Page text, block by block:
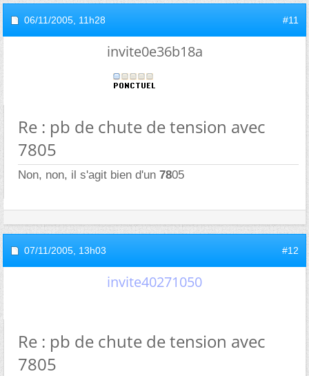
06/11/2005, 11h28 #11
invite0e36b18a
Re : pb de chute de tension avec
7805
Non, non, il s'agit bien d'un 7805
07/11/2005, 13h03 #12
invite40271050
Re : pb de chute de tension avec
7805